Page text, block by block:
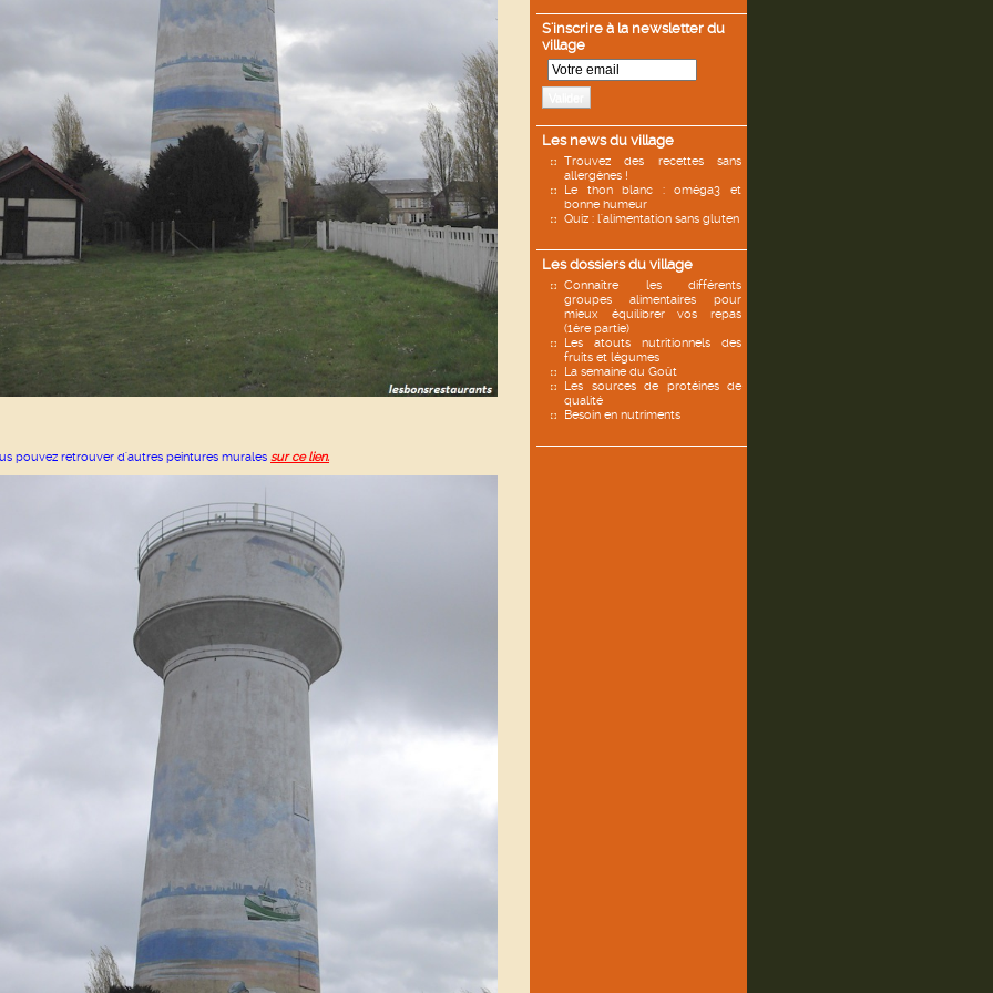
S'inscrire à la newsletter du
village
Les news du village
Trouvez des recettes sans
allergènes !
Le thon blanc : oméga3 et
bonne humeur
Quiz : l'alimentation sans gluten
Les dossiers du village
Connaître les différents
groupes alimentaires pour
mieux équilibrer vos repas
(1ère partie)
Les atouts nutritionnels des
fruits et légumes
La semaine du Goût
Les sources de protéines de
qualité
Besoin en nutriments
pouvez retrouver d'autres peintures murales sur ce lien.